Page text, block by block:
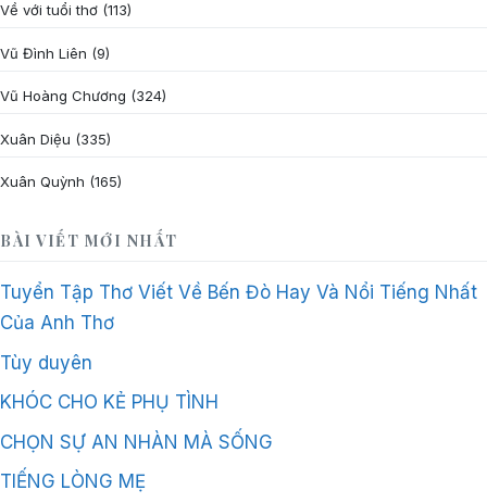
Về với tuổi thơ (113)
Vũ Đình Liên (9)
Vũ Hoàng Chương (324)
Xuân Diệu (335)
Xuân Quỳnh (165)
BÀI VIẾT MỚI NHẤT
Tuyển Tập Thơ Viết Về Bến Đò Hay Và Nổi Tiếng Nhất
Của Anh Thơ
Tùy duyên
KHÓC CHO KẺ PHỤ TÌNH
CHỌN SỰ AN NHÀN MÀ SỐNG
TIẾNG LÒNG MẸ